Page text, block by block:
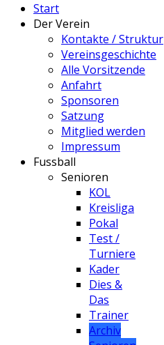
Start
Der Verein
Kontakte / Struktur
Vereinsgeschichte
Alle Vorsitzende
Anfahrt
Sponsoren
Satzung
Mitglied werden
Impressum
Fussball
Senioren
KOL
Kreisliga
Pokal
Test /
Turniere
Kader
Dies &
Das
Trainer
Archiv